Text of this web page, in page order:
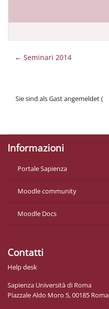
← Seminari 2014
Sie sind als Gast angemeldet (
Informazioni
Portale Sapienza
Moodle community
Moodle Docs
Contatti
Help desk
Sapienza Università di Roma
Piazzale Aldo Moro 5, 00185 Roma